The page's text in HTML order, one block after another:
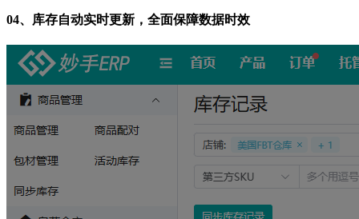
04、 库存自动实时更新，全面保障数据时效